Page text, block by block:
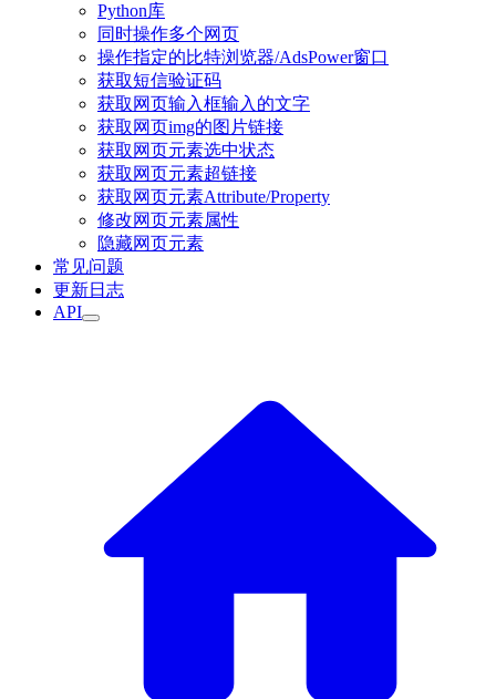
Python库
同时操作多个网页
操作指定的比特浏览器/AdsPower窗口
获取短信验证码
获取网页输入框输入的文字
获取网页img的图片链接
获取网页元素选中状态
获取网页元素超链接
获取网页元素Attribute/Property
修改网页元素属性
隐藏网页元素
常见问题
更新日志
API